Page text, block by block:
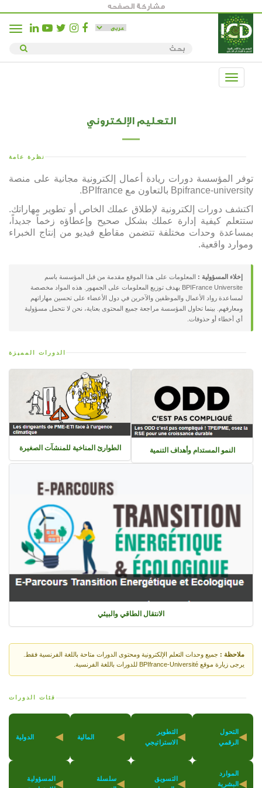
مشاركة الصفحه
Toggle
Toggle
navigation
التعليم الإلكتروني
نظرة عامة
توفر المؤسسة دورات ريادة أعمال إلكترونية مجانية على منصة
Bpifrance-university بالتعاون مع BPIfrance.
اكتشف دورات إلكترونية لإطلاق عملك الخاص أو تطوير مهاراتك.
ستتعلم كيفية إدارة عملك بشكل صحيح وإعطاؤه زخماً جديداً،
بمساعدة وحدات مختلفة تتضمن مقاطع فيديو من إنتاج الخبراء
وموارد واقعية.
إخلاء المسؤولية : المعلومات على هذا الموقع مقدمة من قبل المؤسسة باسم
BPIFrance Universite بهدف توزيع المعلومات على الجمهور. هذه المواد مخصصة
لمساعدة رواد الأعمال والموظفين والآخرين في دول الأعضاء على تحسين مهاراتهم
ومعارفهم. بينما تحاول المؤسسة مراجعة جميع المحتوى بعناية، نحن لا نتحمل مسؤولية
أي أخطاء أو حذوفات.
الدورات المميزة
النمو المستدام وأهداف التنمية الطوارئ المناخية للمنشآت الصغيرة
الانتقال الطاقي والبيئي
ملاحظة : جميع وحدات التعلم الإلكترونية ومحتوى الدورات متاحة باللغة الفرنسية فقط.
يرجى زيارة موقع BPIfrance-Université للدورات باللغة الفرنسية.
فئات الدورات
التحول
الرقمي
◀
التطوير
الاستراتيجي
◀ المالية ◀ الدولية ◀
الموارد
البشرية ◀
التسويق ◀
سلسلة◀
المسؤولية ◀